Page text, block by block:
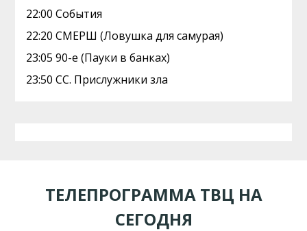
22:00 События
22:20 СМЕРШ (Ловушка для самурая)
23:05 90-е (Пауки в банках)
23:50 СС. Прислужники зла
ТЕЛЕПРОГРАММА ТВЦ НА
СЕГОДНЯ